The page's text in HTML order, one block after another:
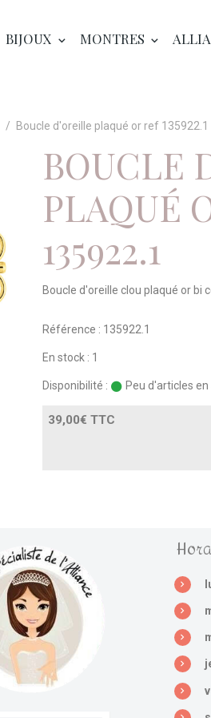
BIJOUX MONTRES
Boucle d'oreille plaqué or ref 135922.1
BOUCLE
PLAQUÉ
135922.1
Boucle d'oreille clou plaqué or bi
Référence : 135922.1
En stock : 1
Disponibilité : Peu d'articles
39,00€ TTC